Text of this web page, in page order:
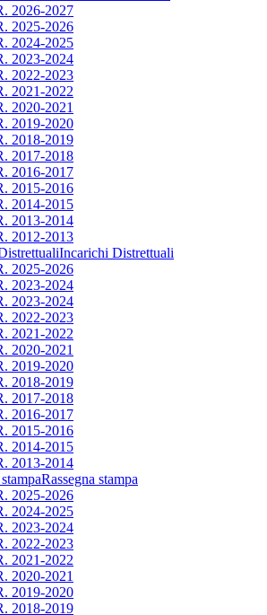
2026-2027
2025-2026
2024-2025
2023-2024
2022-2023
2021-2022
2020-2021
2019-2020
2018-2019
2017-2018
2016-2017
2015-2016
2014-2015
2013-2014
2012-2013
Incarichi Distrettuali
2025-2026
2023-2024
2023-2024
2022-2023
2021-2022
2020-2021
2019-2020
2018-2019
2017-2018
2016-2017
2015-2016
2014-2015
2013-2014
Rassegna stampa
2025-2026
2024-2025
2023-2024
2022-2023
2021-2022
2020-2021
2019-2020
2018-2019